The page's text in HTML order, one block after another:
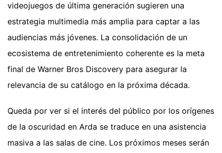
videojuegos de última generación sugieren una
estrategia multimedia más amplia para captar a las
audiencias más jóvenes. La consolidación de un
ecosistema de entretenimiento coherente es la meta
final de Warner Bros Discovery para asegurar la
relevancia de su catálogo en la próxima década.
Queda por ver si el interés del público por los orígenes
de la oscuridad en Arda se traduce en una asistencia
masiva a las salas de cine. Los próximos meses serán